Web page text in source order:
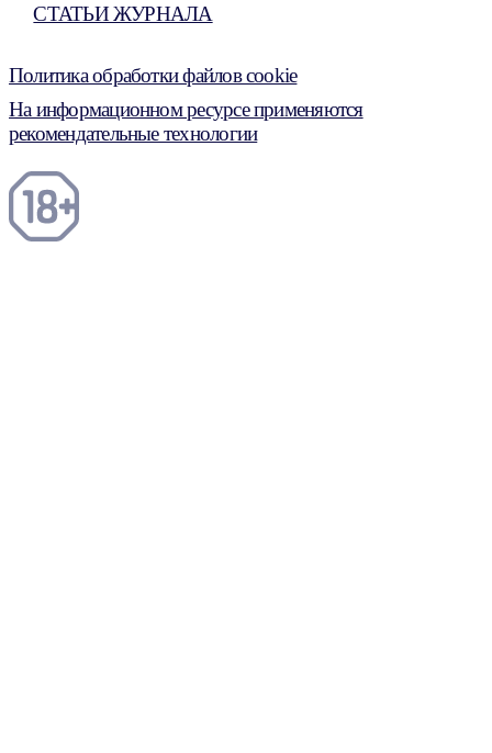
СТАТЬИ ЖУРНАЛА
Политика обработки файлов cookie
На информационном ресурсе применяются
рекомендательные технологии